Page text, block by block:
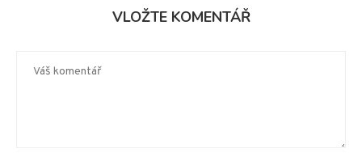
VLOŽTE KOMENTÁŘ